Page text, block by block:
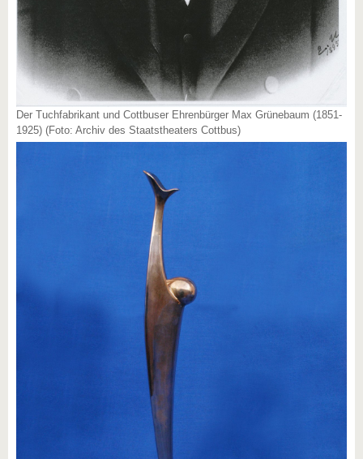
Der Tuchfabrikant und Cottbuser Ehrenbürger Max Grünebaum (1851-
1925) (Foto: Archiv des Staatstheaters Cottbus)